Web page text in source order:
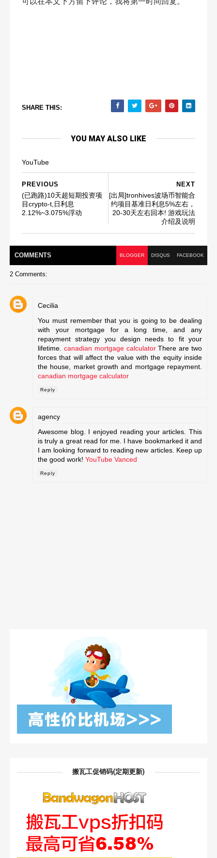
SHARE THIS:
YOU MAY ALSO LIKE
YouTube
NEXT
[出局]tronhives波场币智能合
约项目基准日利息5%左右，
20-30天左右回本! 游戏玩法
介绍及说明
PREVIOUS
(已跑路)10天超短期投资项
目crypto-t,日利息
2.12%~3.075%浮动
COMMENTS BLOGGER DISQUS FACEBOOK
2 Comments:
Cecilia
You must remember that you is going to be dealing
with your mortgage for a long time, and any
repayment strategy you design needs to fit your
lifetime. canadian mortgage calculatorThere are two
forces that will affect the value with the equity inside
the house, market growth and mortgage repayment.
canadian mortgage calculator
Reply
agency
Awesome blog. I enjoyed reading your articles. This
is truly a great read for me. I have bookmarked it and
I am looking forward to reading new articles. Keep up
the good work! YouTube Vanced
Reply
搬瓦工促销码(定期更新)